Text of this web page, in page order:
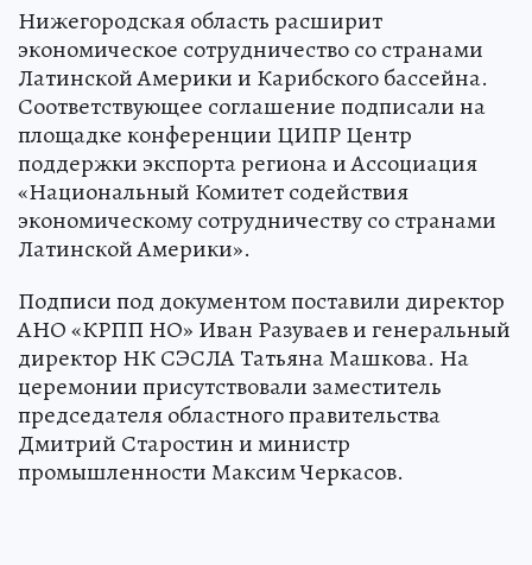
Нижегородская область расширит
экономическое сотрудничество со странами
Латинской Америки и Карибского бассейна.
Соответствующее соглашение подписали на
площадке конференции ЦИПР Центр
поддержки экспорта региона и Ассоциация
«Национальный Комитет содействия
экономическому сотрудничеству со странами
Латинской Америки».
Подписи под документом поставили директор
АНО «КРПП НО» Иван Разуваев и генеральный
директор НК СЭСЛА Татьяна Машкова. На
церемонии присутствовали заместитель
председателя областного правительства
Дмитрий Старостин и министр
промышленности Максим Черкасов.